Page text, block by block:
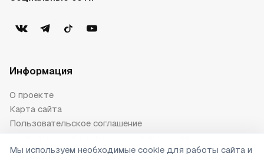
Информация
О проекте
Карта сайта
Пользовательское соглашение
Публичная оферта
Мы используем необходимые cookie для работы сайта и